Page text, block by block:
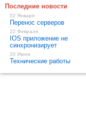
Последние новости
02 Января
Перенос серверов
22 Февраля
IOS приложение не
синхронизирует
20 Июня
Технические работы